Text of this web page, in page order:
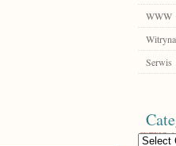
WWW
Witryna
Serwis
Categories